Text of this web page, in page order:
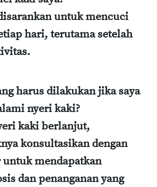
untuk mencuci
hari, terutama setelah
harus dilakukan jika saya
nyeri kaki?
kaki berlanjut,
konsultasikan dengan
untuk mendapatkan
dan penanganan yang